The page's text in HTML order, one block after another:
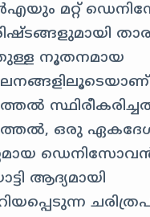
മറ്റ്
നൂതനമായ
ഒരു
ആദ്യമായി